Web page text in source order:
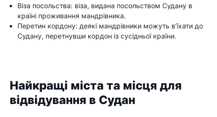
Віза посольства: віза, видана посольством Судану в
країні проживання мандрівника.
Перетин кордону: деякі мандрівники можуть в’їхати до
Судану, перетнувши кордон із сусідньої країни.
Найкращі міста та місця для
відвідування в Судан